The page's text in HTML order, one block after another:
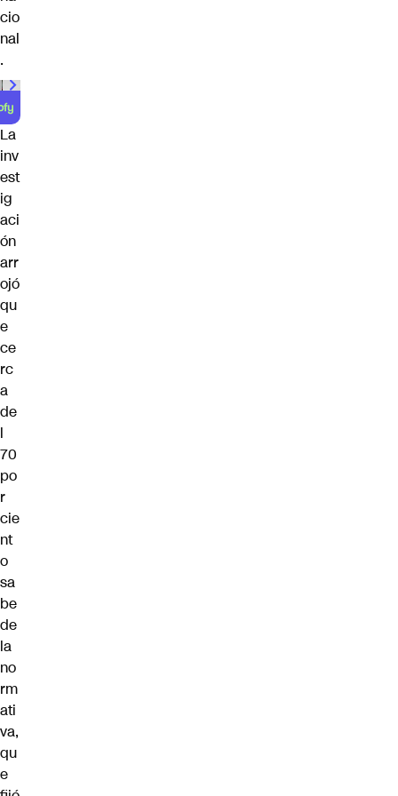
cio
nal
.
La
inv
est
ig
aci
ón
arr
ojó
qu
e
ce
rc
a
de
l
70
po
r
cie
nt
o
sa
be
de
la
no
rm
ati
va,
qu
e